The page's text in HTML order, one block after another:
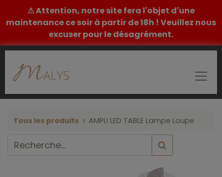
⚠ Attention, notre site fera l'objet d'une
maintenance ce soir à partir de 18h ! Veuillez nous
excuser pour le désagrément.
Tous les produits AMPLI LED TABLE Lampe Loupe